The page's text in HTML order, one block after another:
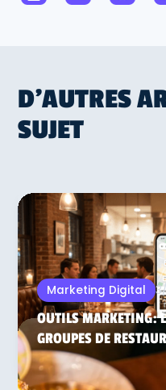
D'AUTRES
SUJET
Marketing Digital
OUTILS MARKETING:
GROUPES DE